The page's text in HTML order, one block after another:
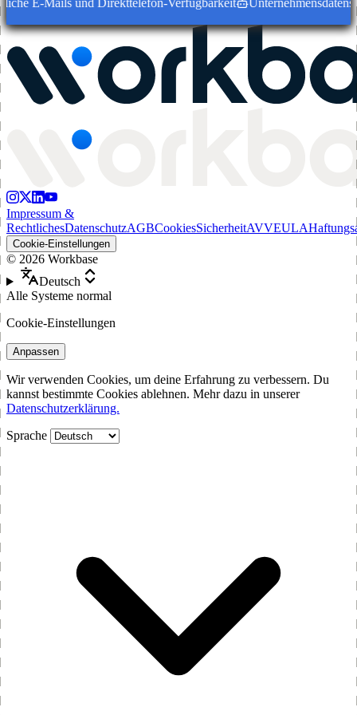
Impressum &
RechtlichesDatenschutzAGBCookiesSicherheitAVVEULA
Cookie-Einstellungen
© 2026 Workbase
Deutsch
Alle Systeme normal
Cookie-Einstellungen
Anpassen
Wir verwenden Cookies, um deine Erfahrung zu verbessern. Du
kannst bestimmte Cookies ablehnen. Mehr dazu in unserer
Datenschutzerklärung.
Sprache